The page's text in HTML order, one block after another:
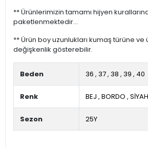
** Ürünlerimizin tamamı hijyen
paketlenmektedir...
** Ürün boy uzunlukları kumaş türüne
değişkenlik gösterebilir.
Beden 36 , 37, 38 , 39 , 40
Renk BEJ , BORDO , SİYAH
Sezon 25Y